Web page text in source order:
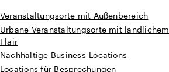
Veranstaltungsorte mit Außenbereich
Urbane Veranstaltungsorte mit ländlichem
Flair
Nachhaltige Business-Locations
Locations für Besprechungen